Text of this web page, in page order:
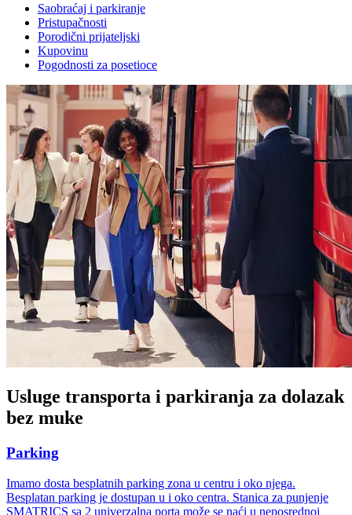
Saobraćaj i parkiranje
Pristupačnosti
Porodični prijateljski
Kupovinu
Pogodnosti za posetioce
Usluge transporta i parkiranja za dolazak
bez muke
Parking
Imamo dosta besplatnih parking zona u centru i oko njega.
Besplatan parking je dostupan u i oko centra. Stanica za punjenje
SMATRICS sa 2 univerzalna porta može se naći u neposrednoj